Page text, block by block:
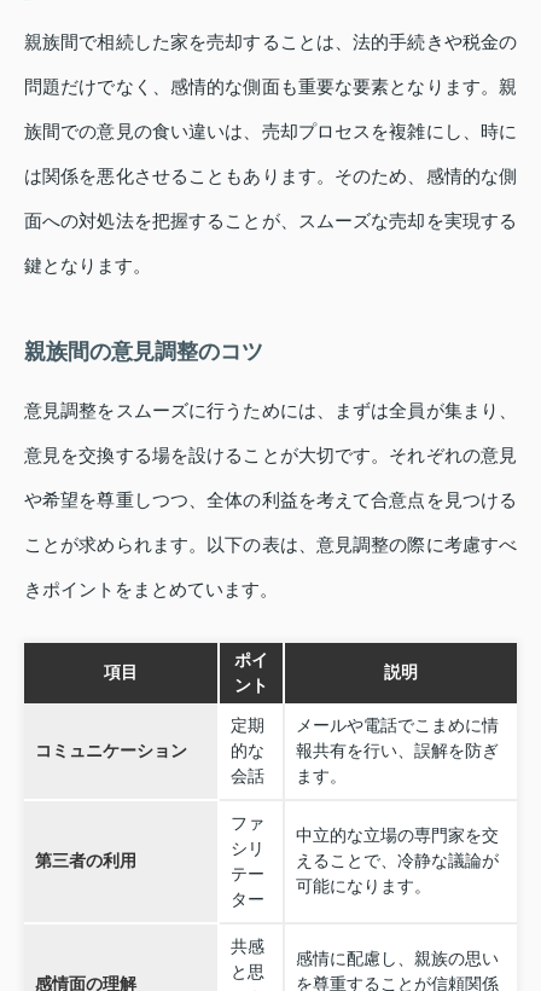
親族間で相続した家を売却することは、法的手続きや税金の
問題だけでなく、感情的な側面も重要な要素となります。親
族間での意見の食い違いは、売却プロセスを複雑にし、時に
は関係を悪化させることもあります。そのため、感情的な側
面への対処法を把握することが、スムーズな売却を実現する
鍵となります。
親族間の意見調整のコツ
意見調整をスムーズに行うためには、まずは全員が集まり、
意見を交換する場を設けることが大切です。それぞれの意見
や希望を尊重しつつ、全体の利益を考えて合意点を見つける
ことが求められます。以下の表は、意見調整の際に考慮すべ
きポイントをまとめています。
項目
ポイ
ント
説明
コミュニケーション
定期
的な
会話
メールや電話でこまめに情
報共有を行い、誤解を防ぎ
ます。
第三者の利用
ファ
シリ
テー
ター
中立的な立場の専門家を交
えることで、冷静な議論が
可能になります。
感情面の理解
共感
と思
感情に配慮し、親族の思い
を尊重することが信頼関係